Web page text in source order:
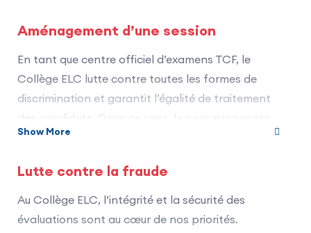
Votre attestation aura une durée de validité de
résultats. Cette date de validité sera indiquée sur
votre attestation.
Pour plus d'informations sur les résultats, veuillez
Aménagement d’une session
En tant que centre officiel d’examens TCF, le
Collège ELC lutte contre toutes les formes de
discrimination et garantit l’égalité de traitement
des candidats. Dans ce sens, le nous proposons
différents aménagements afin de rendre
(TCF) aux candidat(e)s en situation de handicap
ou d’illectronisme.
Pour bénéficier d’aménagements, le candidat
Show More
Lutte contre la fraude
Au Collège ELC, l’intégrité et la sécurité des
évaluations sont au cœur de nos priorités.